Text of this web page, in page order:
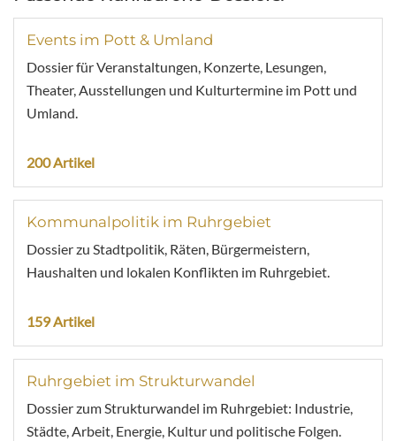
Events im Pott & Umland
Dossier für Veranstaltungen, Konzerte, Lesungen,
Theater, Ausstellungen und Kulturtermine im Pott und
Umland.
200 Artikel
Kommunalpolitik im Ruhrgebiet
Dossier zu Stadtpolitik, Räten, Bürgermeistern,
Haushalten und lokalen Konflikten im Ruhrgebiet.
159 Artikel
Ruhrgebiet im Strukturwandel
Dossier zum Strukturwandel im Ruhrgebiet: Industrie,
Städte, Arbeit, Energie, Kultur und politische Folgen.